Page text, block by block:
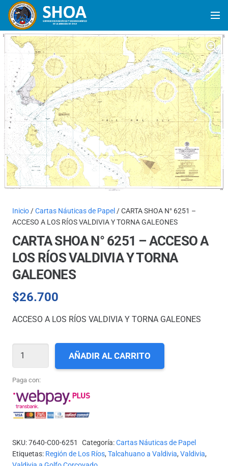
Inicio/Cartas Náuticas de Papel / CARTA SHOA N° 6251 –
ACCESO A LOS RÍOS VALDIVIA Y TORNA GALEONES
CARTA SHOA N° 6251 – ACCESO A
LOS RÍOS VALDIVIA Y TORNA
GALEONES
$26.700
ACCESO A LOS RÍOS VALDIVIA Y TORNA GALEONES
CARTA
N°
6251
ACCESO
LOS
AÑADIR AL CARRITO
Paga con:
SKU:7640-C00-6251 Categoría:Cartas Náuticas de Papel
Etiquetas: Región de Los Ríos, Talcahuano a Valdivia, Valdivia,